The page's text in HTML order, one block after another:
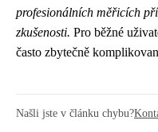
profesionálních měřicích
zkušenosti. Pro běžné
často zbytečně
Našli jste v článku chybu?